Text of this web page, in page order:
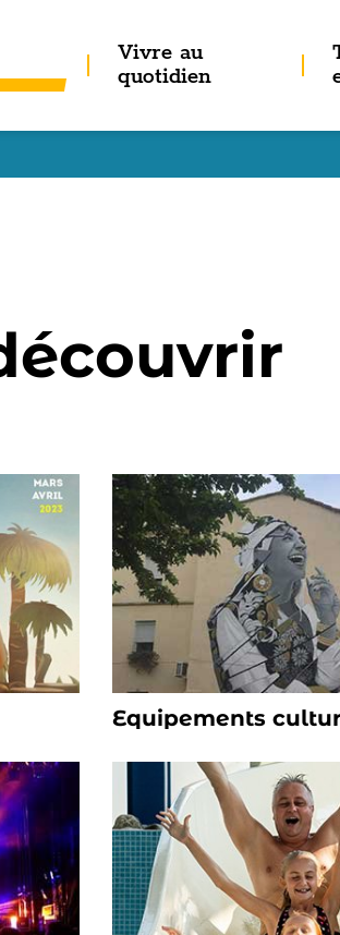
Comprendre mon agglo
au sous-menu de
Vivre au
quotidienAccès au
Equipements